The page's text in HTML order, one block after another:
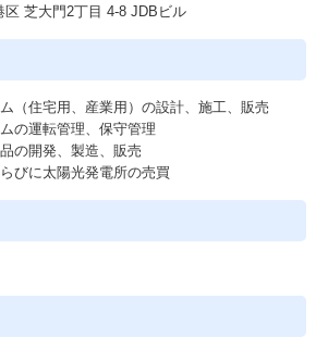
区 芝大門2丁目 4-8 JDBビル
（住宅用、産業用）の設計、施工、販売
の運転管理、保守管理
の開発、製造、販売
びに太陽光発電所の売買